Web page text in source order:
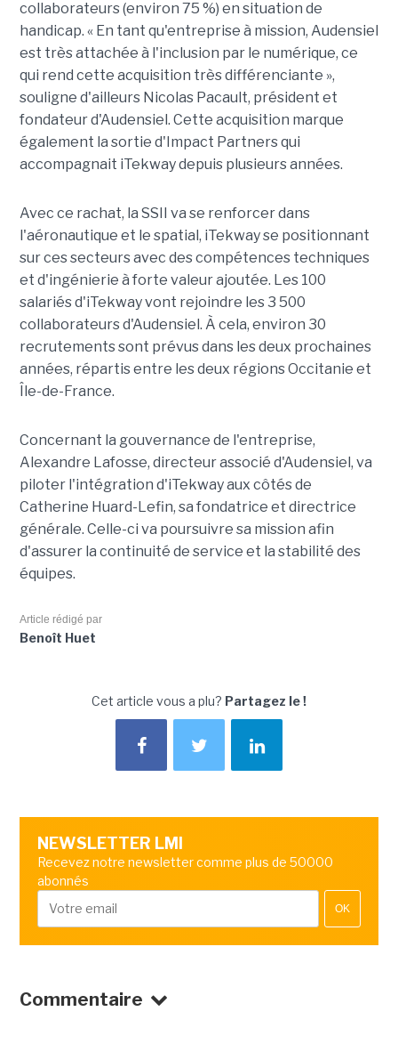
collaborateurs (environ 75 %) en situation de
handicap. « En tant qu'entreprise à mission, Audensiel
est très attachée à l'inclusion par le numérique, ce
qui rend cette acquisition très différenciante »,
souligne d'ailleurs Nicolas Pacault, président et
fondateur d'Audensiel. Cette acquisition marque
également la sortie d'Impact Partners qui
accompagnait iTekway depuis plusieurs années.
Avec ce rachat, la SSII va se renforcer dans
l'aéronautique et le spatial, iTekway se positionnant
sur ces secteurs avec des compétences techniques
et d'ingénierie à forte valeur ajoutée. Les 100
salariés d'iTekway vont rejoindre les 3 500
collaborateurs d'Audensiel. À cela, environ 30
recrutements sont prévus dans les deux prochaines
années, répartis entre les deux régions Occitanie et
Île-de-France.
Concernant la gouvernance de l'entreprise,
Alexandre Lafosse, directeur associé d'Audensiel, va
piloter l'intégration d'iTekway aux côtés de
Catherine Huard-Lefin, sa fondatrice et directrice
générale. Celle-ci va poursuivre sa mission afin
d'assurer la continuité de service et la stabilité des
équipes.
Article rédigé par
Benoît Huet
Cet article vous a plu? Partagez le !
NEWSLETTER LMI
Recevez notre newsletter comme plus de 50000
abonnés
OK
Commentaire